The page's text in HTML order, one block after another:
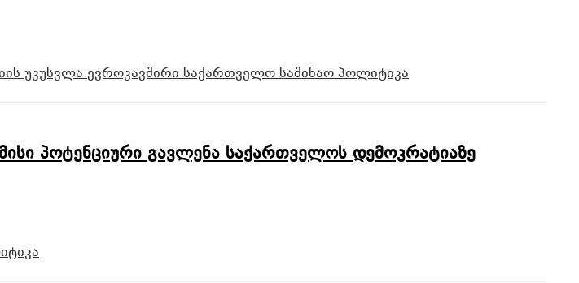
უკუსვლაევროკავშირისაქართველოსაშინაო პოლიტიკა
პოტენციური გავლენა საქართველოს დემოკრატიაზე